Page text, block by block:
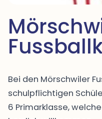
Bei den Mörschwiler
schulpflichtigen
6 Primarklasse,